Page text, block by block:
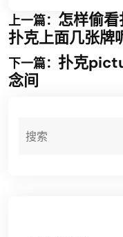
上一篇： 怎样偷
扑克上面几张牌
下一篇： 扑克
念间